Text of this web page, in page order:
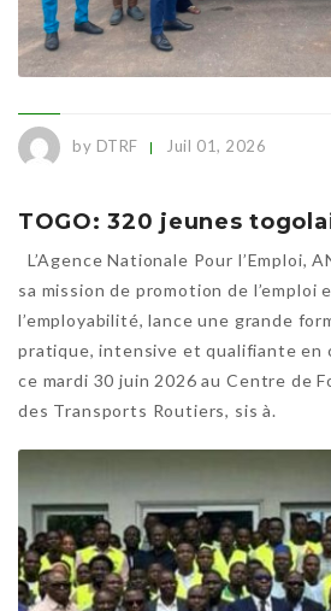
by DTRF Juil 01, 2026
L’Agence Nationale Pour l’Emploi,
sa mission de promotion de l’emploi
l’employabilité, lance une grande
pratique, intensive et qualifiante en
ce mardi 30 juin 2026 au Centre de
des Transports Routiers, sis à.